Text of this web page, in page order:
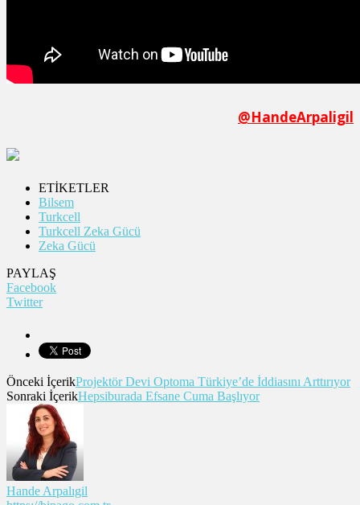
@HandeArpaligil
ETİKETLER
Bilsem
Turkcell
Turkcell Zeka Gücü
Zeka Gücü
PAYLAŞ
Facebook
Twitter
Önceki İçerikProjektör Devi Optoma Türkiye’de İddiasını Arttırıyor
Sonraki İçerikHepsiburada Efsane Cuma Başlıyor
Hande Arpalıgil